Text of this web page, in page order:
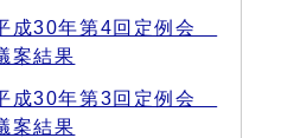
成30年第4回定例会
案結果
成30年第3回定例会
案結果